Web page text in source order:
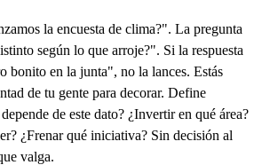
la encuesta de clima?". La pregunta
según lo que arroje?". Si la respuesta
bonito en la junta", no la lances. Estás
de tu gente para decorar. Define
de este dato? ¿Invertir en qué área?
¿Frenar qué iniciativa? Sin decisión al
valga.